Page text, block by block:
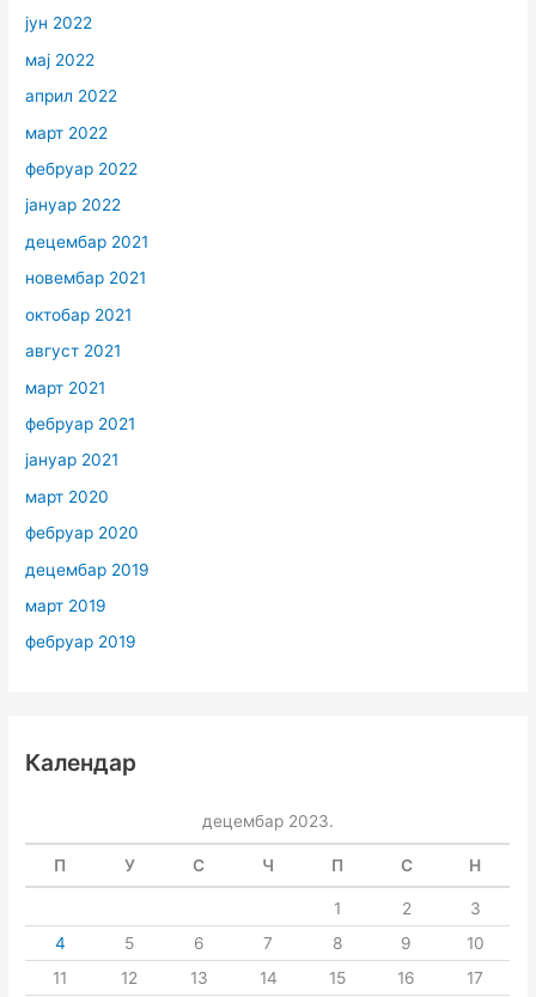
јун 2022
мај 2022
април 2022
март 2022
фебруар 2022
јануар 2022
децембар 2021
новембар 2021
октобар 2021
август 2021
март 2021
фебруар 2021
јануар 2021
март 2020
фебруар 2020
децембар 2019
март 2019
фебруар 2019
Календар
децембар 2023.
П У С Ч П С Н
1 2
3
4
5 6 7 8 9
10
11
12 13 14 15 16 17